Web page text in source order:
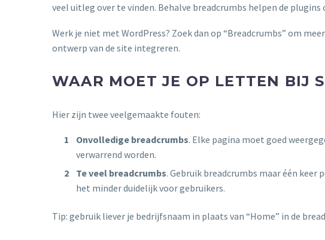
veel uitleg over te vinden. Behalve breadcrumbs helpen de plugins
Werk je niet met WordPress? Zoek dan op “Breadcrumbs” om
ontwerp van de site integreren.
WAAR MOET JE OP LETTEN BIJ
Hier zijn twee veelgemaakte fouten:
Onvolledige breadcrumbs. Elke pagina moet goed
verwarrend worden.
Te veel breadcrumbs. Gebruik breadcrumbs maar één keer
het minder duidelijk voor gebruikers.
Tip: gebruik liever je bedrijfsnaam in plaats van “Home” in de